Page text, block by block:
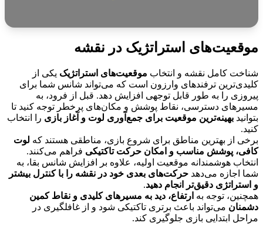
موقعیت‌های استراتژیک در نقشه
شناخت کامل نقشه و انتخاب موقعیت‌های استراتژیک یکی از
کلیدی‌ترین ترفندهای وارزون است که می‌تواند شانس شما برای
پیروزی را به طور قابل توجهی افزایش دهد. قبل از فرود، به
مسیرهای دسترسی، نقاط پوشش و مکان‌های پرخطر توجه کنید تا
بتوانید بهینه‌ترین موقعیت برای جمع‌آوری لوت و آغاز بازی را انتخاب
کنید.
برخی از بهترین مناطق برای شروع بازی، مناطقی هستند که لوت
کافی، پوشش مناسب و امکان حرکت تاکتیکی فراهم می‌کنند.
انتخاب هوشمندانه موقعیت اولیه، علاوه بر افزایش شانس بقا، به
شما اجازه می‌دهد حرکت‌های بعدی خود در نقشه را با کنترل بیشتر
و استراتژی دقیق‌تر انجام دهید.
همچنین، توجه به ارتفاع، دید به مسیرهای کلیدی و نقاط کمین
دشمنان می‌تواند باعث برتری تاکتیکی شود و از غافلگیری در
مراحل ابتدایی بازی جلوگیری کند.